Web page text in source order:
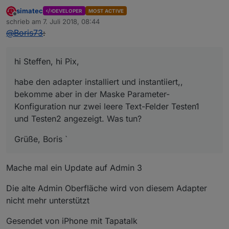
Offline
simatec DEVELOPER MOST ACTIVE
schrieb am 7. Juli 2018, 08:44
zuletzt editiert von
@Boris73:
hi Steffen, hi Pix,
habe den adapter installiert und instantiiert,,
bekomme aber in der Maske Parameter-
Konfiguration nur zwei leere Text-Felder Testen1
und Testen2 angezeigt. Was tun?
Grüße, Boris `
Mache mal ein Update auf Admin 3
Die alte Admin Oberfläche wird von diesem Adapter
nicht mehr unterstützt
Gesendet von iPhone mit Tapatalk